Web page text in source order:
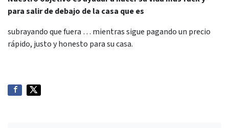
para salir de debajo de la casa que es
subrayando que fuera … mientras sigue pagando un precio
rápido, justo y honesto para su casa.